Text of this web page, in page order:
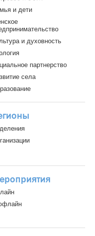
и дети
и духовность
партнерство
села